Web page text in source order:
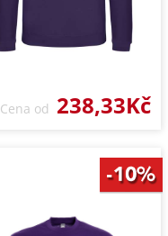
Cena od 238,33Kč